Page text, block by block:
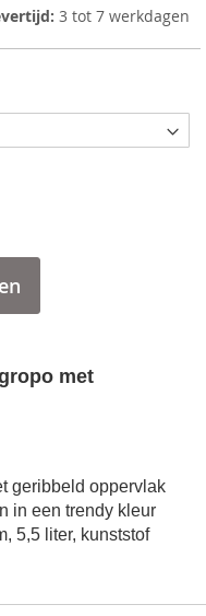
3 tot 7 werkdagen
met
geribbeld oppervlak
in een trendy kleur
5,5 liter, kunststof